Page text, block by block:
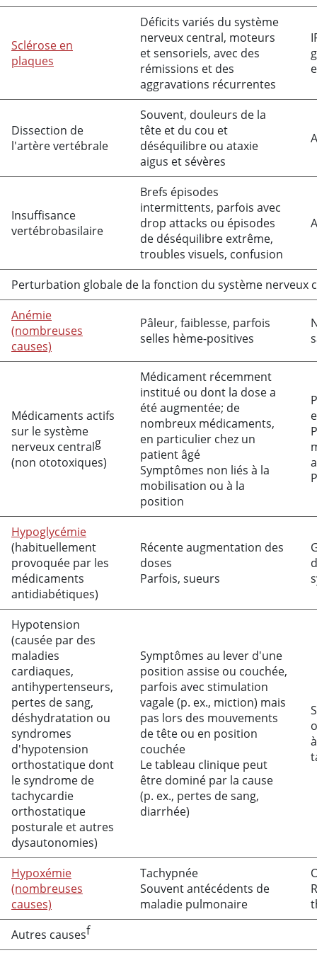
Sclérose en
plaques
Déficits variés du système
nerveux central, moteurs
et sensoriels, avec des
rémissions et des
aggravations récurrentes
Dissection de
l'artère vertébrale
Souvent, douleurs de la
tête et du cou et
déséquilibre ou ataxie
aigus et sévères
Insuffisance
vertébrobasilaire
Brefs épisodes
intermittents, parfois avec
drop attacks ou épisodes
de déséquilibre extrême,
troubles visuels, confusion
Perturbation globale de la fonction du système nerveux
Anémie
(nombreuses
causes)
Pâleur, faiblesse, parfois
selles hème-positives
Médicaments actifs
sur le système
nerveux centralg
(non ototoxiques)
Médicament récemment
institué ou dont la dose a
été augmentée; de
nombreux médicaments,
en particulier chez un
patient âgé
Symptômes non liés à la
mobilisation ou à la
position
Hypoglycémie
(habituellement
provoquée par les
médicaments
antidiabétiques)
Récente augmentation des
doses
Parfois, sueurs
Hypotension
(causée par des
maladies
cardiaques,
antihypertenseurs,
pertes de sang,
déshydratation ou
syndromes
d'hypotension
orthostatique dont
le syndrome de
tachycardie
orthostatique
posturale et autres
dysautonomies)
Symptômes au lever d'une
position assise ou couchée,
parfois avec stimulation
vagale (p. ex., miction) mais
pas lors des mouvements
de tête ou en position
couchée
Le tableau clinique peut
être dominé par la cause
(p. ex., pertes de sang,
diarrhée)
Hypoxémie
(nombreuses
causes)
Tachypnée
Souvent antécédents de
maladie pulmonaire
Autres causesf